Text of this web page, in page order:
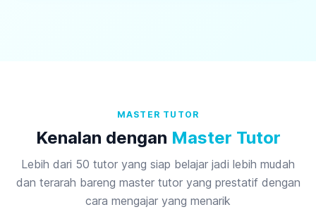
MASTER TUTOR
Kenalan dengan Master Tutor
Lebih dari 50 tutor yang siap belajar jadi lebih mudah
dan terarah bareng master tutor yang prestatif dengan
cara mengajar yang menarik